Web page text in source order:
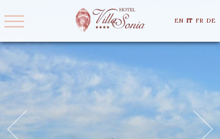
EN IT FR DE